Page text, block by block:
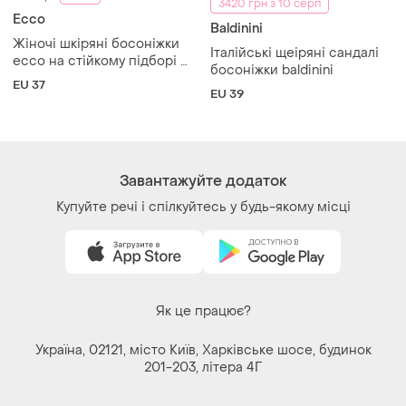
Завантажуйте додаток
Як це працює?
Україна, 02121, місто Київ, Харківське шосе, будинок
Політика конфіденційності
Договір-оферта
Контакти